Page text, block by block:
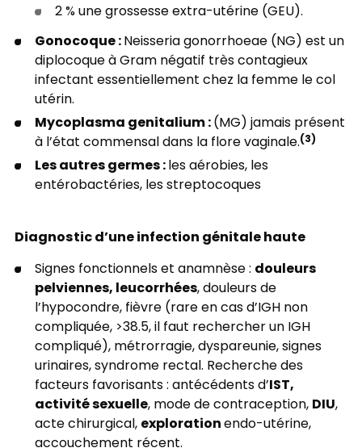
2 % une grossesse extra-utérine (GEU).
Gonocoque :Neisseria gonorrhoeae (NG) est un
diplocoque à Gram négatif très contagieux
infectant essentiellement chez la femme le col
utérin.
Mycoplasma genitalium :(MG) jamais présent
à l’état commensal dans la flore vaginale.(3)
Les autres germes :les aérobies, les
entérobactéries, les streptocoques
Diagnostic d’une infection génitale haute
Signes fonctionnels et anamnèse : douleurs
pelviennes, leucorrhées, douleurs de
l’hypocondre, fièvre (rare en cas d’IGH non
compliquée, >38.5, il faut rechercher un IGH
compliqué), métrorragie, dyspareunie, signes
urinaires, syndrome rectal. Recherche des
facteurs favorisants : antécédents d’IST,
activité sexuelle, mode de contraception,DIU,
acte chirurgical,explorationendo-utérine,
accouchement récent.